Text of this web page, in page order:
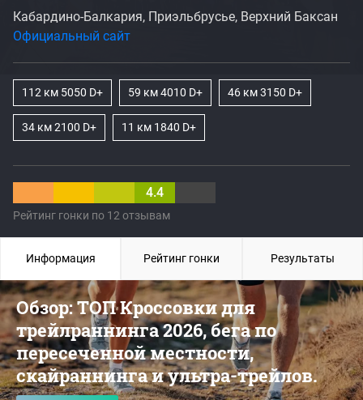
4.4
Рейтинг гонки по 12 отзывам
Кабардино-Балкария, Приэльбрусье, Верхний Баксан
Официальный сайт
112 км 5050 D+ 59 км 4010 D+ 46 км 3150 D+
34 км 2100 D+ 11 км 1840 D+
Обзор: ТОП Кроссовки для
трейлраннинга 2026, бега по
пересеченной местности,
скайраннинга и ультра-трейлов.
Информация Рейтинг гонки Результаты